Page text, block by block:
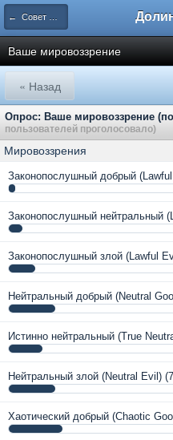
← Совет Мудрецов
Ваше мировоззрение
« Назад
Опрос: Ваше мировоззрение
пользователей проголосовало)
Мировоззрения
Законопослушный добрый
Законопослушный нейтральный
Законопослушный злой (Lawful
Нейтральный добрый (Neutral
Истинно нейтральный (True
Нейтральный злой (Neutral Evil)
Хаотический добрый (Chaotic